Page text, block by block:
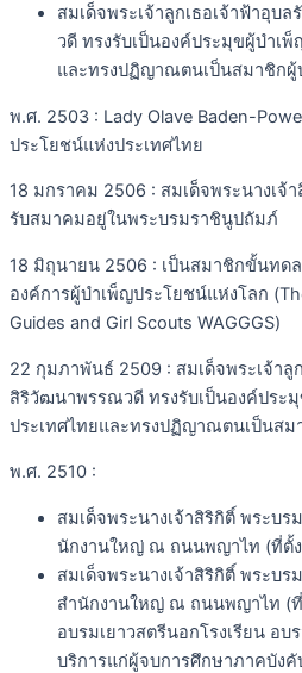
สมเด็จพระเจ้าลูกเธอเจ้าฟ้าอุ
วดี ทรงรับเป็นองค์ประมุขผู้บำเ
และทรงปฏิญาณตนเป็นสมาชิก
พ.ศ. 2503 : Lady Olave Baden-
ประโยชน์แห่งประเทศไทย
18 มกราคม 2506 : สมเด็จพระนางเจ้
รับสมาคมอยู่ในพระบรมราชินูปถัมภ์
18 มิถุนายน 2506 : เป็นสมาชิกขั้นทดล
องค์การผู้บำเพ็ญประโยชน์แห่งโลก
Guides and Girl Scouts WAGGGS)
22 กุมภาพันธ์ 2509 : สมเด็จพระเจ้า
สิริวัฒนาพรรณวดี ทรงรับเป็นองค์ประ
ประเทศไทยและทรงปฏิญาณตนเป็นส
พ.ศ. 2510 :
สมเด็จพระนางเจ้าสิริกิติ์ พระบ
นักงานใหญ่ ณ ถนนพญาไท (ที่ตั้
สมเด็จพระนางเจ้าสิริกิติ์ พระบ
สำนักงานใหญ่ ณ ถนนพญาไท (ที่
อบรมเยาวสตรีนอกโรงเรียน อ
บริการแก่ผู้จบการศึกษาภาคบังคั